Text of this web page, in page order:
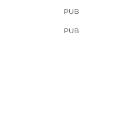
PUB
PUB